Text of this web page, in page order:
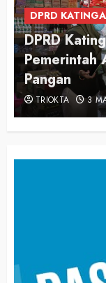
DPRD
DPRD
Pemerintah
Pangan
TRIOKTA 3